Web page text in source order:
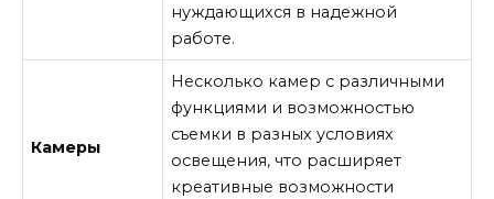
нуждающихся в надежной
работе.
Камеры
Несколько камер с различными
функциями и возможностью
съемки в разных условиях
освещения, что расширяет
креативные возможности